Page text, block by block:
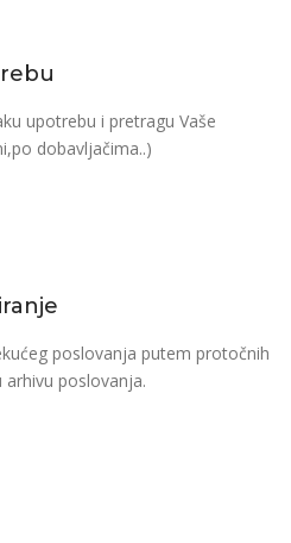
upotrebu i pretragu Vaše
dobavljačima..)
poslovanja putem protočnih
arhivu poslovanja.